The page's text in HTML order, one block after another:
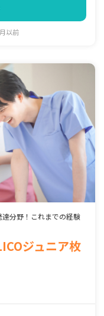
以前
達分野！これまでの経験
ジュニア枚